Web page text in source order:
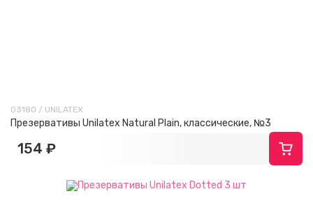
03180 / UNILATEX
Презервативы Unilatex Natural Plain, классические, №3
154 ₽